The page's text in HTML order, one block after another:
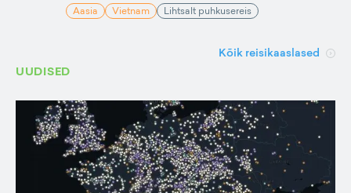
Aasia Vietnam Lihtsalt puhkusereis
Kõik reisikaaslased
UUDISED